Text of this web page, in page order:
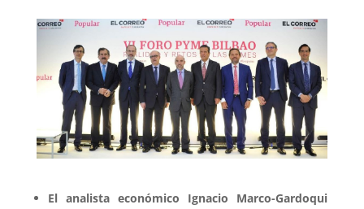
El analista económico Ignacio Marco-Gardoqui